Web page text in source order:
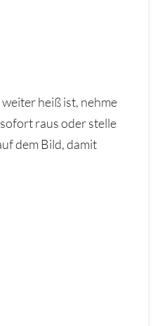
heiß ist, nehme
raus oder stelle
dem Bild, damit